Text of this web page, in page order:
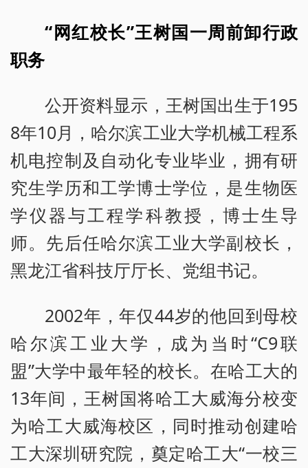
“网红校长”王树国一周前卸行政
职务
公开资料显示，王树国出生于195
8年10月，哈尔滨工业大学机械工程系
机电控制及自动化专业毕业，拥有研
究生学历和工学博士学位，是生物医
学仪器与工程学科教授，博士生导
师。先后任哈尔滨工业大学副校长，
黑龙江省科技厅厅长、党组书记。
2002年，年仅44岁的他回到母校
哈尔滨工业大学，成为当时“C9联
盟”大学中最年轻的校长。在哈工大的
13年间，王树国将哈工大威海分校变
为哈工大威海校区，同时推动创建哈
工大深圳研究院，奠定哈工大“一校三